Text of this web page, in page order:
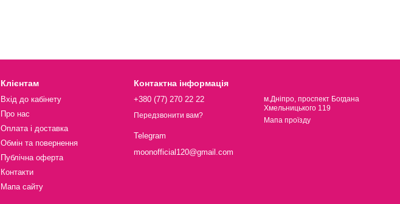
Клієнтам
Вхід до кабінету
Про нас
Оплата і доставка
Обмін та повернення
Публічна оферта
Контакти
Мапа сайту
Контактна інформація
+380 (77) 270 22 22
Передзвонити вам?
Telegram
moonofficial120@gmail.com
м.Дніпро, проспект Богдана
Хмельницького 119
Мапа проїзду